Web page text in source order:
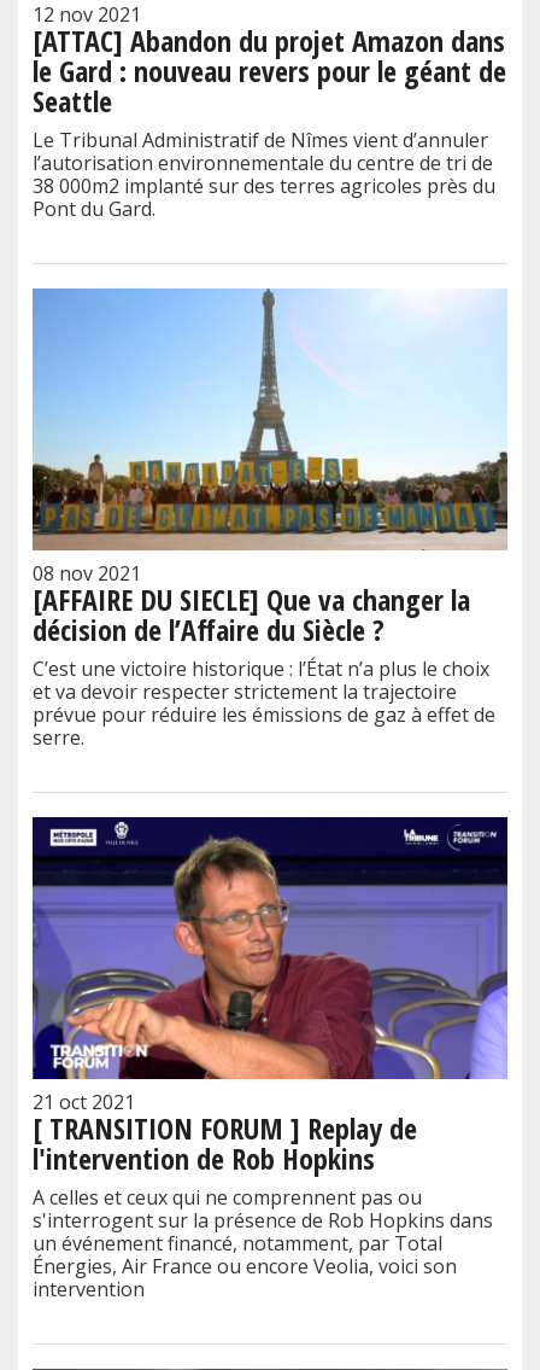
12 nov 2021
[ATTAC] Abandon du projet Amazon dans
le Gard : nouveau revers pour le géant de
Seattle
Le Tribunal Administratif de Nîmes vient d’annuler
l’autorisation environnementale du centre de tri de
38 000m2 implanté sur des terres agricoles près du
Pont du Gard.
08 nov 2021
[AFFAIRE DU SIECLE] Que va changer la
décision de l’Affaire du Siècle ?
C’est une victoire historique : l’État n’a plus le choix
et va devoir respecter strictement la trajectoire
prévue pour réduire les émissions de gaz à effet de
serre.
21 oct 2021
[ TRANSITION FORUM ] Replay de
l'intervention de Rob Hopkins
A celles et ceux qui ne comprennent pas ou
s'interrogent sur la présence de Rob Hopkins dans
un événement financé, notamment, par Total
Énergies, Air France ou encore Veolia, voici son
intervention